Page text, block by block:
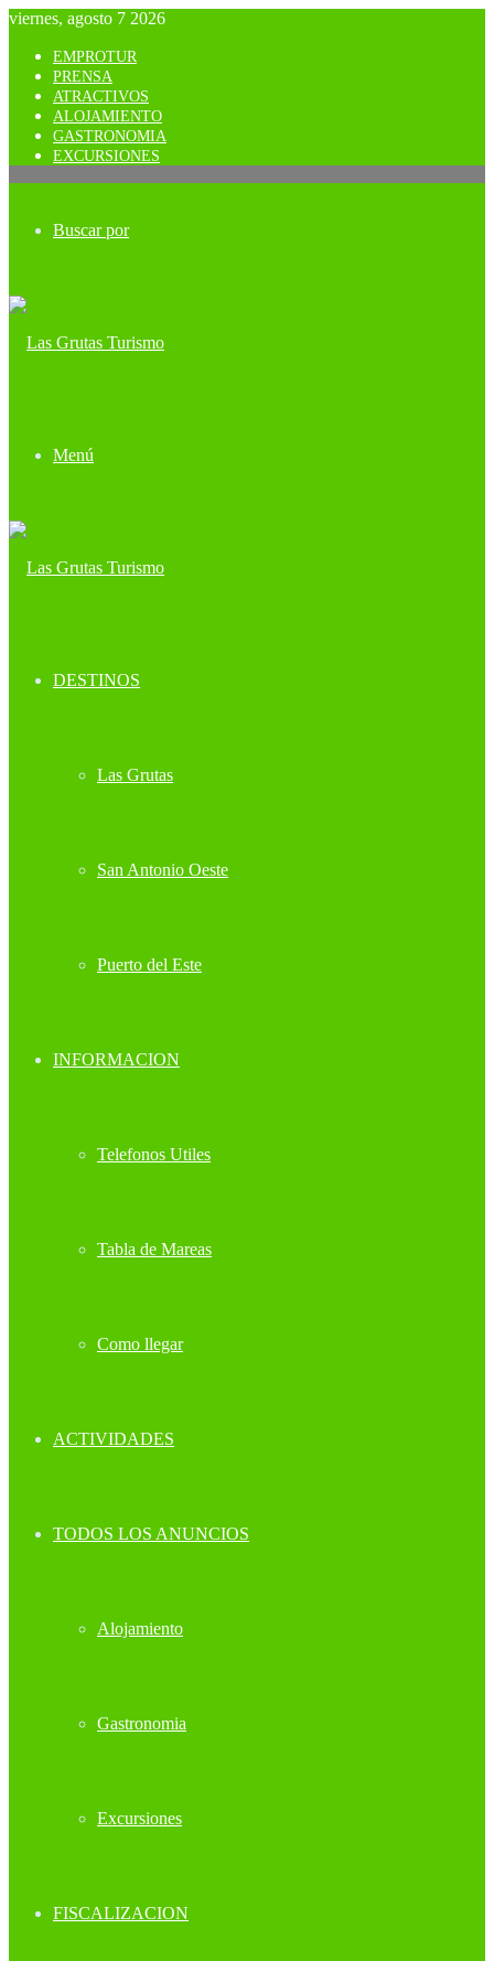
viernes, agosto 7 2026
EMPROTUR
PRENSA
ATRACTIVOS
ALOJAMIENTO
GASTRONOMIA
EXCURSIONES
Buscar por
Menú
DESTINOS
Las Grutas
San Antonio Oeste
Puerto del Este
INFORMACION
Telefonos Utiles
Tabla de Mareas
Como llegar
ACTIVIDADES
TODOS LOS ANUNCIOS
Alojamiento
Gastronomia
Excursiones
FISCALIZACION